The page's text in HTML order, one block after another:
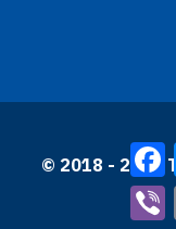
© 2018 - 2026